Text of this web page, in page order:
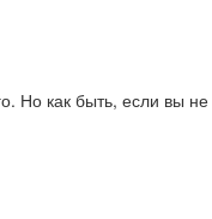
Но как быть, если вы